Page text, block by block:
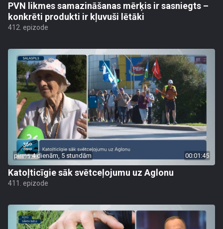
PVN likmes samazināšanas mērķis ir sasniegts –
konkrēti produkti ir kļuvuši lētāki
412. epizode
pirms 4 dienām, 5 stundām 00:01:45
Katoļticīgie sāk svētceļojumu uz Aglonu
411. epizode